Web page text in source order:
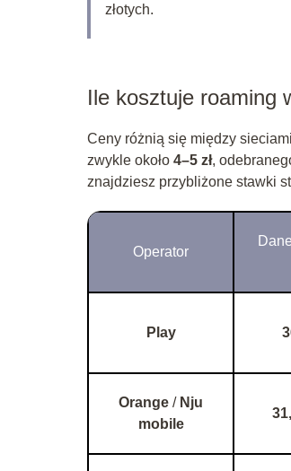
złotych.
Ile kosztuje roaming
Ceny różnią się między
zwykle około 4–5 zł,
znajdziesz przybliżone stawki
Operator
Play
Orange / Nju
mobile